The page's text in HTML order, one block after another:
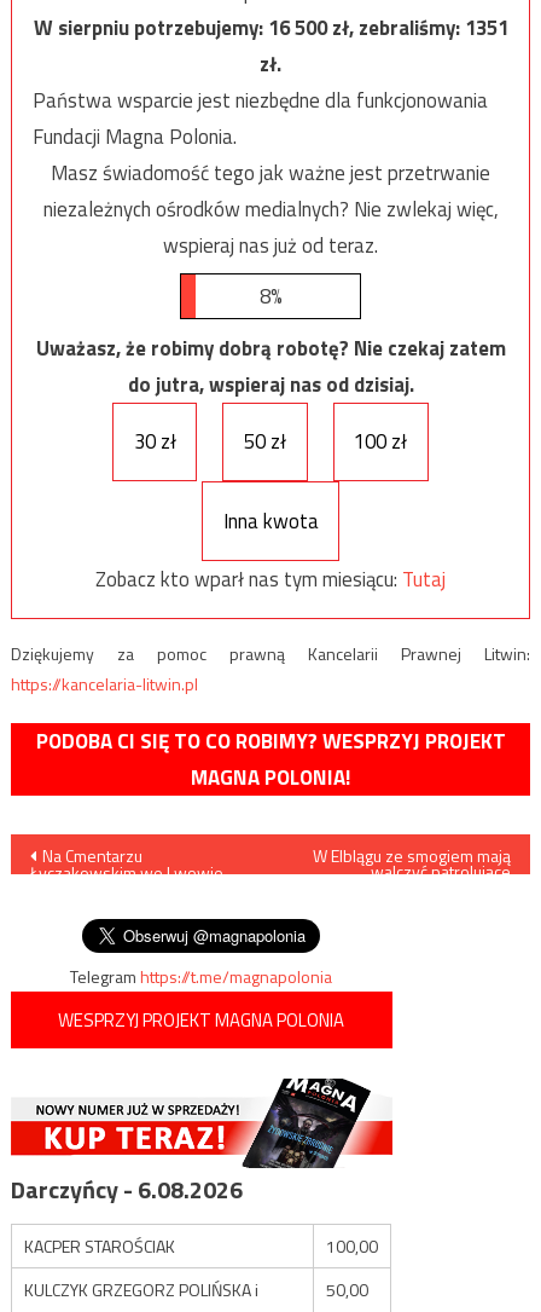
W sierpniu potrzebujemy:16 500zł, zebraliśmy:1351
zł.
Państwa wsparcie jest niezbędne dla funkcjonowania
Fundacji Magna Polonia.
Masz świadomość tego jak ważne jest przetrwanie
niezależnych ośrodków medialnych? Nie zwlekaj więc,
wspieraj nas już od teraz.
8%
Uważasz, że robimy dobrą robotę? Nie czekaj zatem
do jutra, wspieraj nas od dzisiaj.
30 zł
50 zł 100 zł
Inna kwota
Zobacz kto wparł nas tym miesiącu: Tutaj
Dziękujemy za pomoc prawną Kancelarii Prawnej Litwin:
https://kancelaria-litwin.pl
PODOBA CI SIĘ TO CO ROBIMY? WESPRZYJ PROJEKT
MAGNA POLONIA!
Nawigacja
wpisu
Na Cmentarzu
Łyczakowskim we Lwowie
W Elblągu ze smogiem mają
walczyć patrolujące
Telegramhttps://t.me/magnapolonia
WESPRZYJ PROJEKT MAGNA POLONIA
Darczyńcy - 6.08.2026
KACPER STAROŚCIAK
100,00
KULCZYK GRZEGORZ POLIŃSKA i
50,00